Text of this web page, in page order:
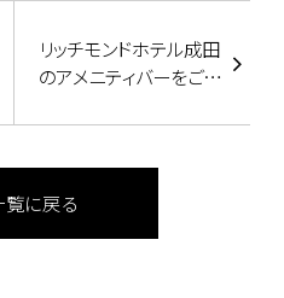
リッチモンドホテル成田
のアメニティバーをご紹
に戻る